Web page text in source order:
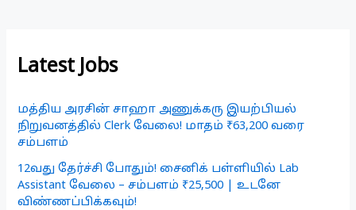
Latest Jobs
மத்திய அரசின் சாஹா அணுக்கரு இயற்பியல்
நிறுவனத்தில் Clerk வேலை! மாதம் ₹63,200 வரை
சம்பளம்
12வது தேர்ச்சி போதும்! சைனிக் பள்ளியில் Lab
Assistant வேலை – சம்பளம் ₹25,500 | உடனே
விண்ணப்பிக்கவும்!